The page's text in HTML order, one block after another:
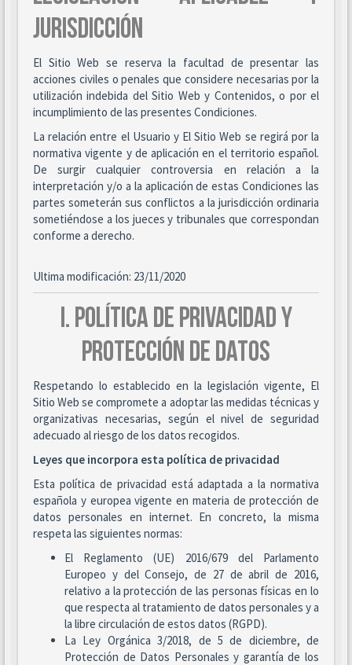
JURISDICCIÓN
El Sitio Web se reserva la facultad de presentar las
acciones civiles o penales que considere necesarias por la
utilización indebida del Sitio Web y Contenidos, o por el
incumplimiento de las presentes Condiciones.
La relación entre el Usuario y El Sitio Web se regirá por la
normativa vigente y de aplicación en el territorio español.
De surgir cualquier controversia en relación a la
interpretación y/o a la aplicación de estas Condiciones las
partes someterán sus conflictos a la jurisdicción ordinaria
sometiéndose a los jueces y tribunales que correspondan
conforme a derecho.
Ultima modificación: 23/11/2020
I. POLÍTICA DE PRIVACIDAD Y
PROTECCIÓN DE DATOS
Respetando lo establecido en la legislación vigente, El
Sitio Web se compromete a adoptar las medidas técnicas y
organizativas necesarias, según el nivel de seguridad
adecuado al riesgo de los datos recogidos.
Leyes que incorpora esta política de privacidad
Esta política de privacidad está adaptada a la normativa
española y europea vigente en materia de protección de
datos personales en internet. En concreto, la misma
respeta las siguientes normas:
El Reglamento (UE) 2016/679 del Parlamento
Europeo y del Consejo, de 27 de abril de 2016,
relativo a la protección de las personas físicas en lo
que respecta al tratamiento de datos personales y a
la libre circulación de estos datos (RGPD).
La Ley Orgánica 3/2018, de 5 de diciembre, de
Protección de Datos Personales y garantía de los